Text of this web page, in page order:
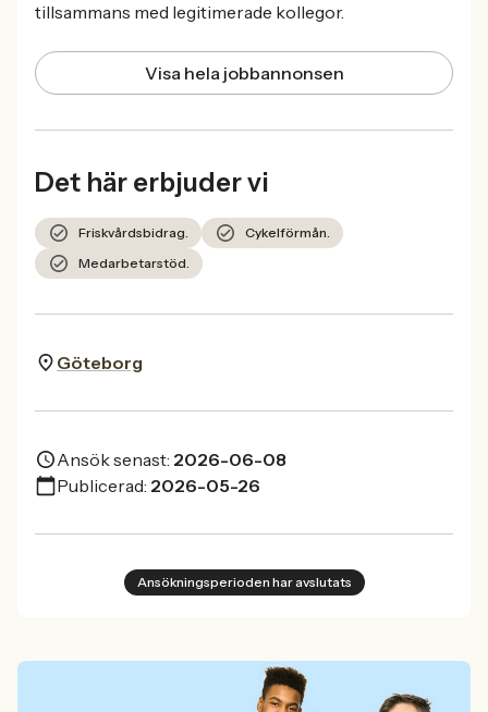
tillsammans med legitimerade kollegor.
Visa hela jobbannonsen
Det här erbjuder vi
Friskvårdsbidrag.
Cykelförmån.
Medarbetarstöd.
Göteborg
Ansök senast: 2026-06-08
Publicerad: 2026-05-26
Ansökningsperioden har avslutats